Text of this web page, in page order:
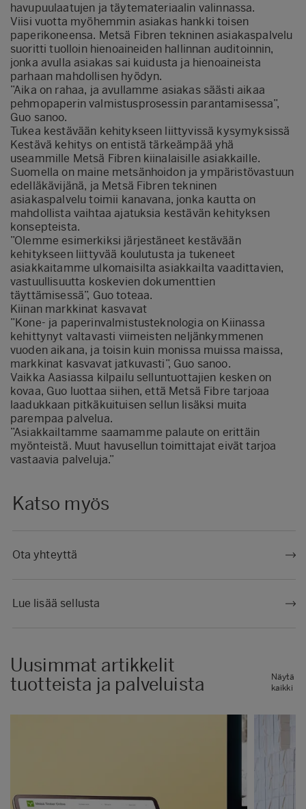
havupuulaatujen ja täytemateriaalin valinnassa.
Viisi vuotta myöhemmin asiakas hankki toisen
paperikoneensa. Metsä Fibren tekninen asiakaspalvelu
suoritti tuolloin hienoaineiden hallinnan auditoinnin,
jonka avulla asiakas sai kuidusta ja hienoaineista
parhaan mahdollisen hyödyn.
”Aika on rahaa, ja avullamme asiakas säästi aikaa
pehmopaperin valmistusprosessin parantamisessa”,
Guo sanoo.
Tukea kestävään kehitykseen liittyvissä kysymyksissä
Kestävä kehitys on entistä tärkeämpää yhä
useammille Metsä Fibren kiinalaisille asiakkaille.
Suomella on maine metsänhoidon ja ympäristövastuun
edelläkävijänä, ja Metsä Fibren tekninen
asiakaspalvelu toimii kanavana, jonka kautta on
mahdollista vaihtaa ajatuksia kestävän kehityksen
konsepteista.
”Olemme esimerkiksi järjestäneet kestävään
kehitykseen liittyvää koulutusta ja tukeneet
asiakkaitamme ulkomaisilta asiakkailta vaadittavien,
vastuullisuutta koskevien dokumenttien
täyttämisessä”, Guo toteaa.
Kiinan markkinat kasvavat
”Kone- ja paperinvalmistusteknologia on Kiinassa
kehittynyt valtavasti viimeisten neljänkymmenen
vuoden aikana, ja toisin kuin monissa muissa maissa,
markkinat kasvavat jatkuvasti”, Guo sanoo.
Vaikka Aasiassa kilpailu selluntuottajien kesken on
kovaa, Guo luottaa siihen, että Metsä Fibre tarjoaa
laadukkaan pitkäkuituisen sellun lisäksi muita
parempaa palvelua.
”Asiakkailtamme saamamme palaute on erittäin
myönteistä. Muut havusellun toimittajat eivät tarjoa
vastaavia palveluja.”
Katso myös
Ota yhteyttä
Lue lisää sellusta
Uusimmat artikkelit
tuotteista ja palveluista
Näytä
kaikki